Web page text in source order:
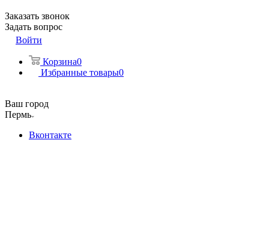
Заказать звонок
Задать вопрос
Войти
Корзина0
Избранные товары0
Ваш город
Пермь
Вконтакте